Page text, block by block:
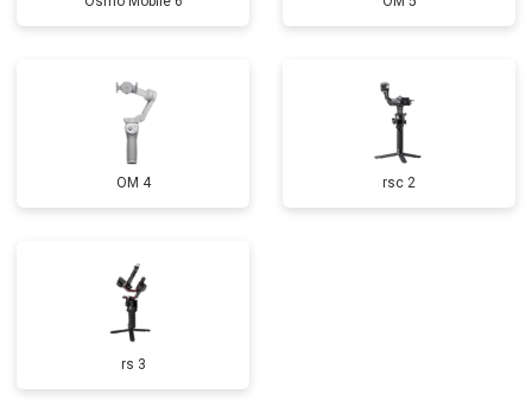
OM 4 rsc 2
rs 3